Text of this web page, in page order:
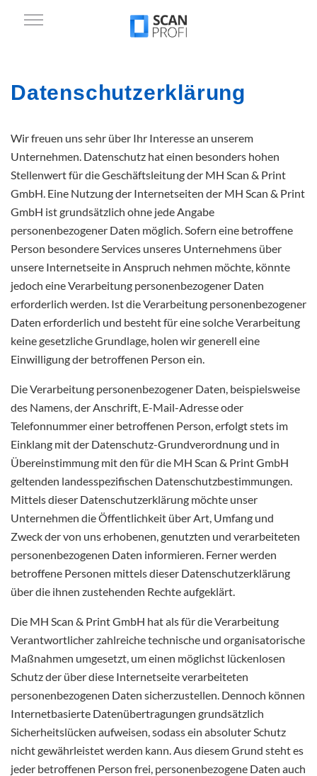
Datenschutzerklärung
Wir freuen uns sehr über Ihr Interesse an unserem
Unternehmen. Datenschutz hat einen besonders hohen
Stellenwert für die Geschäftsleitung der MH Scan & Print
GmbH. Eine Nutzung der Internetseiten der MH Scan & Print
GmbH ist grundsätzlich ohne jede Angabe
personenbezogener Daten möglich. Sofern eine betroffene
Person besondere Services unseres Unternehmens über
unsere Internetseite in Anspruch nehmen möchte, könnte
jedoch eine Verarbeitung personenbezogener Daten
erforderlich werden. Ist die Verarbeitung personenbezogener
Daten erforderlich und besteht für eine solche Verarbeitung
keine gesetzliche Grundlage, holen wir generell eine
Einwilligung der betroffenen Person ein.
Die Verarbeitung personenbezogener Daten, beispielsweise
des Namens, der Anschrift, E-Mail-Adresse oder
Telefonnummer einer betroffenen Person, erfolgt stets im
Einklang mit der Datenschutz-Grundverordnung und in
Übereinstimmung mit den für die MH Scan & Print GmbH
geltenden landesspezifischen Datenschutzbestimmungen.
Mittels dieser Datenschutzerklärung möchte unser
Unternehmen die Öffentlichkeit über Art, Umfang und
Zweck der von uns erhobenen, genutzten und verarbeiteten
personenbezogenen Daten informieren. Ferner werden
betroffene Personen mittels dieser Datenschutzerklärung
über die ihnen zustehenden Rechte aufgeklärt.
Die MH Scan & Print GmbH hat als für die Verarbeitung
Verantwortlicher zahlreiche technische und organisatorische
Maßnahmen umgesetzt, um einen möglichst lückenlosen
Schutz der über diese Internetseite verarbeiteten
personenbezogenen Daten sicherzustellen. Dennoch können
Internetbasierte Datenübertragungen grundsätzlich
Sicherheitslücken aufweisen, sodass ein absoluter Schutz
nicht gewährleistet werden kann. Aus diesem Grund steht es
jeder betroffenen Person frei, personenbezogene Daten auch